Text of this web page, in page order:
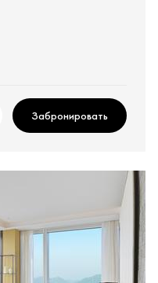
Забронировать